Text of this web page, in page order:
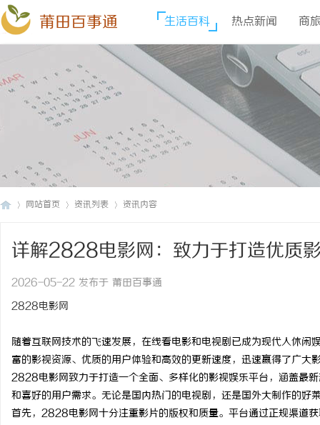
莆田百事通 生活百科 热点新闻 商
网站首页 资讯列表 资讯内容
详解2828电影网：致力于打造优质
2026-05-22 发布于 莆田百事通
2828电影网
随着互联网技术的飞速发展，在线看电影和电视剧已成为现代人休
富的影视资源、优质的用户体验和高效的更新速度，迅速赢得了广大
2828电影网致力于打造一个全面、多样化的影视娱乐平台，涵盖最
和喜好的用户需求。无论是国内热门的电视剧，还是国外大制作的
首先，2828电影网十分注重影片的版权和质量。平台通过正规渠道